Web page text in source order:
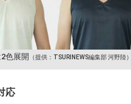
色展開 （提供：TSURINEWS編集部 河野陸）
応